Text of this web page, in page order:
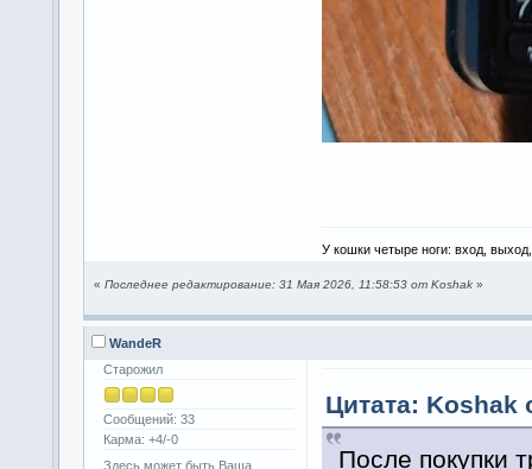
У кошки четыре ноги: вход,
« Последнее редактирование: 31 Мая 2026, 11:58:53 от Koshak »
WandeR
Старожил
Сообщений: 33
Карма: +4/-0
Здесь может быть Ваша
Цитата: Koshak
После покупки